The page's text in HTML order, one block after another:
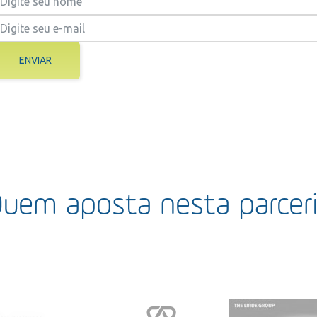
ENVIAR
aposta nesta